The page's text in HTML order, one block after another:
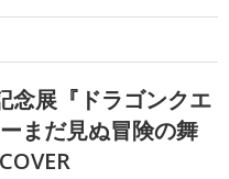
念展『ドラゴンクエ
まだ見ぬ冒険の舞